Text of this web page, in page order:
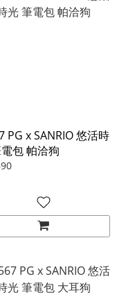
PG x SANRIO 悠活時
包 帕洽狗